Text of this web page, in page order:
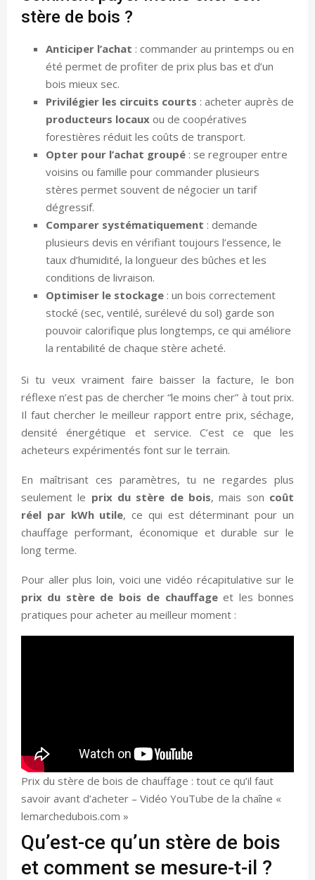
stère de bois ?
Anticiper l’achat : commander au printemps ou en
été permet de profiter de prix plus bas et d’un
bois mieux sec.
Privilégier les circuits courts : acheter auprès de
producteurs locaux ou de coopératives
forestières réduit les coûts de transport.
Opter pour l’achat groupé : se regrouper entre
voisins ou famille pour commander plusieurs
stères permet souvent de négocier un tarif
dégressif.
Comparer systématiquement : demande
plusieurs devis en vérifiant toujours l’essence, le
taux d’humidité, la longueur des bûches et les
conditions de livraison.
Optimiser le stockage : un bois correctement
stocké (sec, ventilé, surélevé du sol) garde son
pouvoir calorifique plus longtemps, ce qui améliore
la rentabilité de chaque stère acheté.
Si tu veux vraiment faire baisser la facture, le bon
réflexe n’est pas de chercher “le moins cher” à tout prix.
Il faut chercher le meilleur rapport entre prix, séchage,
densité énergétique et service. C’est ce que les
acheteurs expérimentés font sur le terrain.
En maîtrisant ces paramètres, tu ne regardes plus
seulement le prix du stère de bois, mais son coût
réel par kWh utile, ce qui est déterminant pour un
chauffage performant, économique et durable sur le
long terme.
Pour aller plus loin, voici une vidéo récapitulative sur le
prix du stère de bois de chauffageet les bonnes
pratiques pour acheter au meilleur moment :
Prix du stère de bois de chauffage : tout ce qu’il faut
savoir avant d’acheter – Vidéo YouTube de la chaîne «
lemarchedubois.com »
Qu’est-ce qu’un stère de bois
et comment se mesure-t-il ?